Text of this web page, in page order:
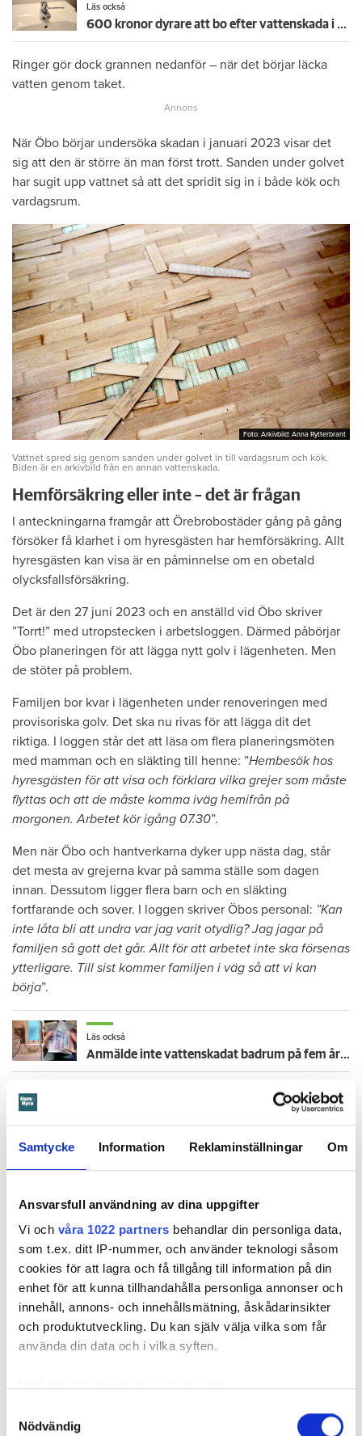
Samtycke Information Reklaminställningar Om
Ansvarsfull användning av dina uppgifter
Vi och våra 1022 partners behandlar din personliga data,
som t.ex. ditt IP-nummer, och använder teknologi såsom
cookies för att lagra och få tillgång till information på din
enhet för att kunna tillhandahålla personliga annonser och
innehåll, annons- och innehållsmätning, åskådarinsikter
och produktutveckling. Du kan själv välja vilka som får
använda din data och i vilka syften.
som kan ha en noggrannhet på upp till flera meter
Nödvändig
Läs också
600 kronor dyrare att bo efter vattenskada i Varberg
Ringer gör dock grannen nedanför – när det börjar läcka
vatten genom taket.
När Öbo börjar undersöka skadan i januari 2023 visar det
sig att den är större än man först trott. Sanden under golvet
har sugit upp vattnet så att det spridit sig in i både kök och
vardagsrum.
Foto: Arkivbild: Anna Rytterbrant
Foto: Arkivbild: Anna Rytterbrant
Vattnet spred sig genom sanden under golvet in till vardagsrum och kök.
Biden är en arkivbild från en annan vattenskada.
Hemförsäkring eller inte – det är frågan
I anteckningarna framgår att Örebrobostäder gång på gång
försöker få klarhet i om hyresgästen har hemförsäkring. Allt
hyresgästen kan visa är en påminnelse om en obetald
olycksfallsförsäkring.
Det är den 27 juni 2023 och en anställd vid Öbo skriver
”Torrt!” med utropstecken i arbetsloggen. Därmed påbörjar
Öbo planeringen för att lägga nytt golv i lägenheten. Men
de stöter på problem.
Familjen bor kvar i lägenheten under renoveringen med
provisoriska golv. Det ska nu rivas för att lägga dit det
riktiga. I loggen står det att läsa om flera planeringsmöten
med mamman och en släkting till henne: ”Hembesök hos
hyresgästen för att visa och förklara vilka grejer som måste
flyttas och att de måste komma iväg hemifrån på
morgonen. Arbetet kör igång 07.30”.
Men när Öbo och hantverkarna dyker upp nästa dag, står
det mesta av grejerna kvar på samma ställe som dagen
innan. Dessutom ligger flera barn och en släkting
fortfarande och sover. I loggen skriver Öbos personal: ”Kan
inte låta bli att undra var jag varit otydlig? Jag jagar på
familjen så gott det går. Allt för att arbetet inte ska försenas
ytterligare. Till sist kommer familjen i väg så att vi kan
börja”.
Läs också
Anmälde inte vattenskadat badrum på fem år – krävs på 125 000 kronor
Mamman bär ansvar
Notan för att åtgärda vattenskadan landade på 274 885
kronor.
I stämningsansökan skriver Öbos ombud att även om det
mamman som står på kontraktet. Därmed bär hon ansvar för
lägenheten. Och eftersom mamman inte har hindrat barnet
från att orsaka skadan eller begränsat den, är det mamman
som ska anses vara vållande och betalningsskyldig.
I våras kallar tingsrätten till förhandling. Men mamman
dyker aldrig upp. Domstolen fattar därför en tredskodom.
svarat eller kommer till förhandlingen. En sådan dom
det här fallet Öbo, får rätt.